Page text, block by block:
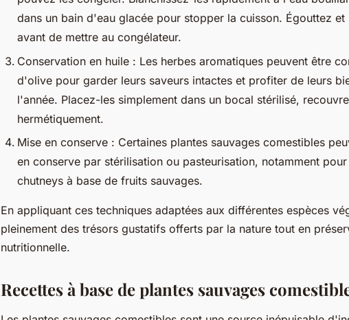
dans un bain d'eau glacée pour stopper la cuisson. Égouttez et
avant de mettre au congélateur.
Conservation en huile : Les herbes aromatiques peuvent être
d'olive pour garder leurs saveurs intactes et profiter de leurs
l'année. Placez-les simplement dans un bocal stérilisé,
hermétiquement.
Mise en conserve : Certaines plantes sauvages comestibles
en conserve par stérilisation ou pasteurisation, notamment
chutneys à base de fruits sauvages.
En appliquant ces techniques adaptées aux différentes espèces
pleinement des trésors gustatifs offerts par la nature tout en
nutritionnelle.
Recettes à base de plantes sauvages